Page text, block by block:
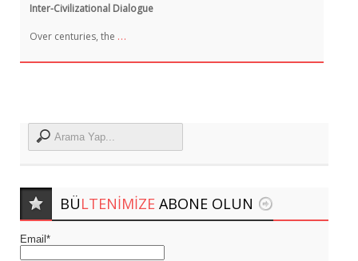
Inter-Civilizational Dialogue
Over centuries, the …
BÜLTENIMIZE ABONE OLUN
Email*